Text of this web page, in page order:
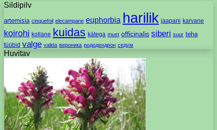
Sildipilv
artemisia cinquefoil elecampane euphorbia harilik jaapani karvane
koirohi kollane kuidas kätega must officinalis siberi suur teha
tüübid valge valida вероника рододендрон седум
Huvitav